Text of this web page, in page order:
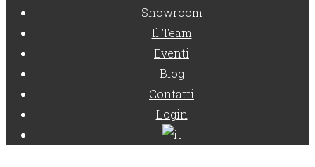
Showroom
Il Team
Eventi
Blog
Contatti
Login